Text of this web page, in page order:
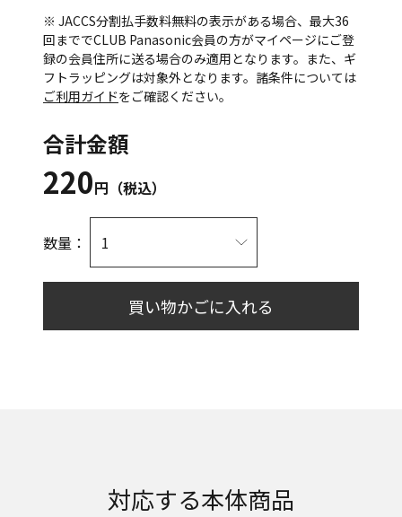
※ JACCS分割払手数料無料の表示がある場合、最大36
回まででCLUB Panasonic会員の方がマイページにご登
録の会員住所に送る場合のみ適用となります。また、ギ
フトラッピングは対象外となります。諸条件については
ご利用ガイドをご確認ください。
合計金額
220円（税込）
数量：
買い物かごに入れる
対応する本体商品